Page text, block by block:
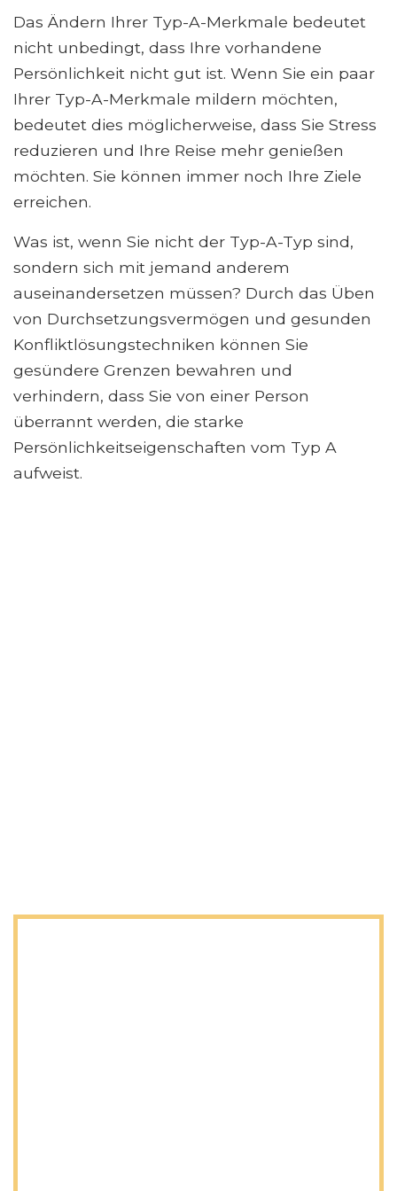
Das Ändern Ihrer Typ-A-Merkmale bedeutet
nicht unbedingt, dass Ihre vorhandene
Persönlichkeit nicht gut ist. Wenn Sie ein paar
Ihrer Typ-A-Merkmale mildern möchten,
bedeutet dies möglicherweise, dass Sie Stress
reduzieren und Ihre Reise mehr genießen
möchten. Sie können immer noch Ihre Ziele
erreichen.
Was ist, wenn Sie nicht der Typ-A-Typ sind,
sondern sich mit jemand anderem
auseinandersetzen müssen? Durch das Üben
von Durchsetzungsvermögen und gesunden
Konfliktlösungstechniken können Sie
gesündere Grenzen bewahren und
verhindern, dass Sie von einer Person
überrannt werden, die starke
Persönlichkeitseigenschaften vom Typ A
aufweist.